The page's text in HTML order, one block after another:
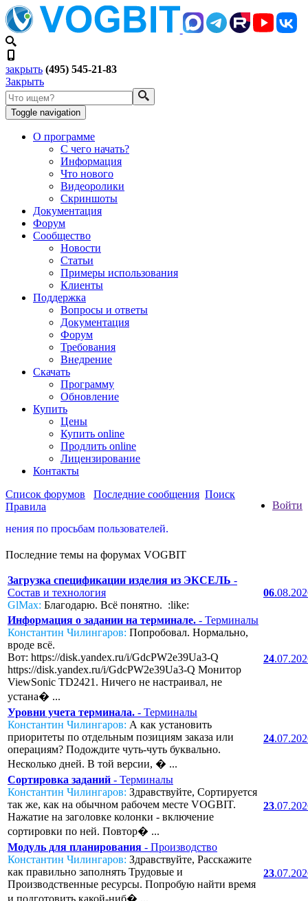
закрыть (495) 545-21-83
Закрыть
Toggle navigation
О программе
С чего начать?
Информация
Что нового
Видеоролики
Скриншоты
Документация
Форум
Сообщество
Новости
Статьи
Примеры использования
Клиенты
Поддержка
Вопросы и ответы
Документация
Форум
Требования
Внедрение
Скачать
Программу
Обновление
Купить
Цены
Купить online
Продлить online
Лицензирование
Контакты
Войти
Список форумов Последние сообщения Поиск
Правила
пользователей.
Последние темы на форумах VOGBIT
Загрузка спецификации изделия из ЭКСЕЛЬ -
Состав и технология
GlMax: Благодарю. Всё понятно. :like:
06
Информация о задании на терминале. - Терминалы
Константин Чилингаров: Попробовал. Нормально,
вроде всё.
Вот: https://disk.yandex.ru/i/GdcPW2e39Ua3-Q
https://disk.yandex.ru/i/GdcPW2e39Ua3-Q Монитор
ViewSonic TD2421. Ничего не настраивал, не
устана� ...
24
Уровни учета терминала. - Терминалы
Константин Чилингаров: А как установить
приоритеты по отдельным позициям заказа или
операциям? Подождите чуть-чуть буквально.
Несколько дней. В той версии, � ...
24
Сортировка заданий - Терминалы
Константин Чилингаров: Здравствуйте, Сортируется
так же, как на обычном рабочем месте VOGBIT.
Нажатие на заголовке колонки - включение
сортировки по ней. Повтор� ...
23
Модуль для планирования - Производство
Константин Чилингаров: Здравствуйте, Расскажите
как правильно заполнять Трудовые и
Производственные ресурсы. Попробую найти время
и подготовить какой-ниб� ...
23